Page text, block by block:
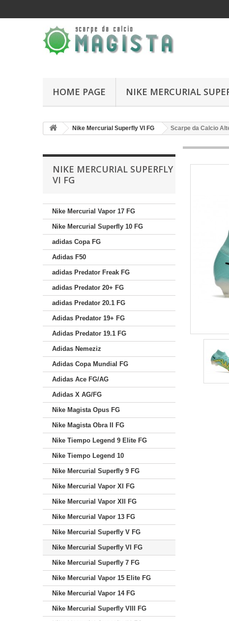
HOME PAGE NIKE MERCURIAL
Nike Mercurial Superfly VI FG Scarpe da Calcio
NIKE MERCURIAL SUPERFLY
VI FG
Nike Mercurial Vapor 17 FG
Nike Mercurial Superfly 10 FG
adidas Copa FG
Adidas F50
adidas Predator Freak FG
adidas Predator 20+ FG
adidas Predator 20.1 FG
Adidas Predator 19+ FG
Adidas Predator 19.1 FG
Adidas Nemeziz
Adidas Copa Mundial FG
Adidas Ace FG/AG
Adidas X AG/FG
Nike Magista Opus FG
Nike Magista Obra II FG
Nike Tiempo Legend 9 Elite FG
Nike Tiempo Legend 10
Nike Mercurial Superfly 9 FG
Nike Mercurial Vapor XI FG
Nike Mercurial Vapor XII FG
Nike Mercurial Vapor 13 FG
Nike Mercurial Superfly V FG
Nike Mercurial Superfly VI FG
Nike Mercurial Superfly 7 FG
Nike Mercurial Vapor 15 Elite FG
Nike Mercurial Vapor 14 FG
Nike Mercurial Superfly VIII FG